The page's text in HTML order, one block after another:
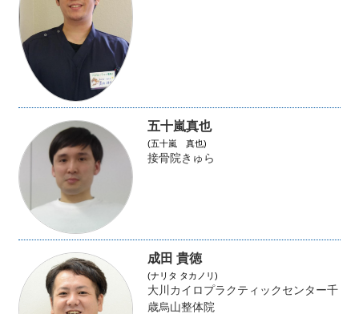
五十嵐真也
(五十嵐 真也)
接骨院きゅら
成田 貴徳
(ナリタ タカノリ)
大川カイロプラクティックセンター千
歳烏山整体院